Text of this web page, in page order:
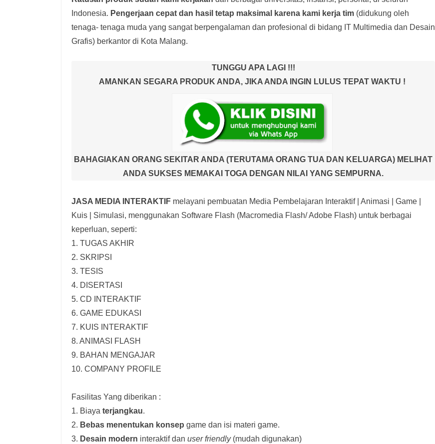
Indonesia. Pengerjaan cepat dan hasil tetap maksimal karena kami kerja tim (didukung oleh
tenaga- tenaga muda yang sangat berpengalaman dan profesional di bidang IT Multimedia dan Desain
Grafis) berkantor di Kota Malang.
TUNGGU APA LAGI !!!
AMANKAN SEGARA PRODUK ANDA, JIKA ANDA INGIN LULUS TEPAT WAKTU !
BAHAGIAKAN ORANG SEKITAR ANDA (TERUTAMA ORANG TUA DAN KELUARGA) MELIHAT
ANDA SUKSES MEMAKAI TOGA DENGAN NILAI YANG SEMPURNA.
JASA MEDIA INTERAKTIF melayani pembuatan Media Pembelajaran Interaktif| Animasi | Game |
Kuis | Simulasi, menggunakan Software Flash (Macromedia Flash/ Adobe Flash) untuk berbagai
keperluan, seperti:
1. TUGAS AKHIR
2. SKRIPSI
3. TESIS
4. DISERTASI
5. CD INTERAKTIF
6. GAME EDUKASI
7. KUIS INTERAKTIF
8. ANIMASI FLASH
9. BAHAN MENGAJAR
10. COMPANY PROFILE
Fasilitas Yang diberikan :
1. Biaya terjangkau.
2. Bebas menentukan konsep game dan isi materi game.
3. Desain modern interaktif dan user friendly(mudah digunakan)